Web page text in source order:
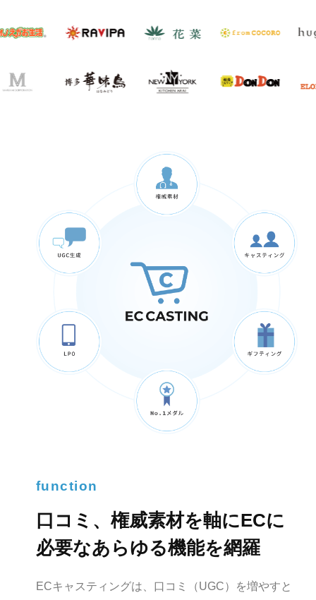
function
口コミ、権威素材を軸にECに
必要なあらゆる機能を網羅
ECキャスティングは、口コミ（UGC）を増やすと